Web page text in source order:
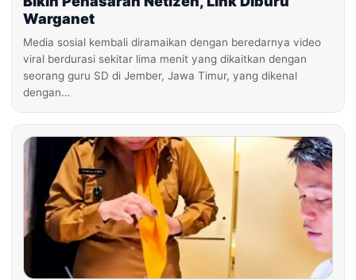
Warganet
Media sosial kembali diramaikan dengan beredarnya video
viral berdurasi sekitar lima menit yang dikaitkan dengan
seorang guru SD di Jember, Jawa Timur, yang dikenal
dengan…